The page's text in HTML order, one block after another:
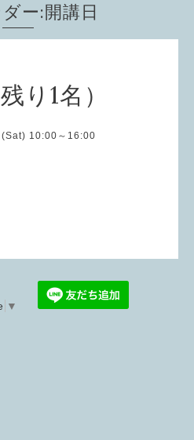
ー:開講日
り1名）
10:00～16:00
▼